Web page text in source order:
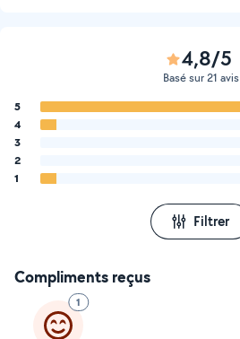
4,8/5
Basé sur 21 avis
5
4
3
2
1
Filtrer
Compliments reçus
1